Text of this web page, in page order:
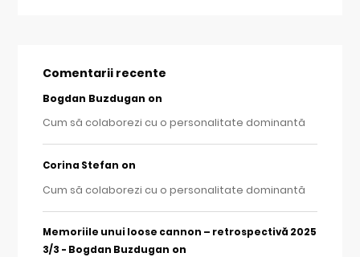
Comentarii recente
Bogdan Buzdugan on
Cum să colaborezi cu o personalitate dominantă
Corina Stefan on
Cum să colaborezi cu o personalitate dominantă
Memoriile unui loose cannon – retrospectivă 2025
3/3 - Bogdan Buzdugan on